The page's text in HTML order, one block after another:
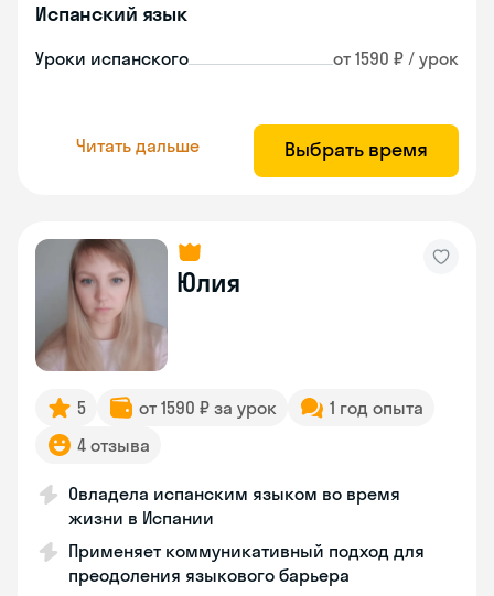
Испанский язык
Уроки испанского от 1590 ₽ / урок
Читать дальше Выбрать время
Юлия
5 от 1590 ₽ за урок
1 год опыта
4 отзыва
Овладела испанским языком во время
жизни в Испании
Применяет коммуникативный подход для
преодоления языкового барьера